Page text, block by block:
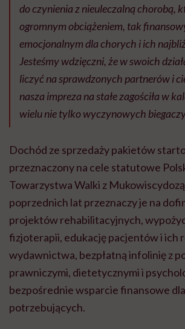
do czynienia z nieuleczalną chorobą,
ogromnym obciążeniem, tak
emocjonalnym dla chorych i ich
Jesteśmy wdzięczni, że w swoich
liczyć na sprawdzonych partnerów i
nasza impreza na stałe zagościła w
wielu nie tylko wyczynowych
Dochód ze sprzedaży pakietów
przeznaczony na cele statutowe
Towarzystwa Walki z
poprzednich lat przeznaczy je na
projektów rehabilitacyjnych,
fizjoterapii, edukację pacjentów i ich
wydawnictwa, bezpłatną infolinię z
prawniczymi, dietetycznymi i
bezpośrednie wsparcie finansowe
potrzebujących.